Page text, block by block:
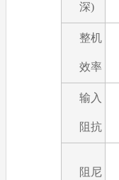
深)
整机
效率
输入
阻抗
阻尼